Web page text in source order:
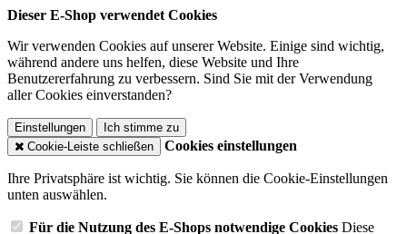
Dieser E-Shop verwendet Cookies
Wir verwenden Cookies auf unserer Website. Einige sind wichtig,
während andere uns helfen, diese Website und Ihre
Benutzererfahrung zu verbessern. Sind Sie mit der Verwendung
aller Cookies einverstanden?
Einstellungen
Ich stimme zu
Cookie-Leiste schließen
Cookies einstellungen
Ihre Privatsphäre ist wichtig. Sie können die Cookie-Einstellungen
unten auswählen.
Für die Nutzung des E-Shops notwendige Cookies Diese